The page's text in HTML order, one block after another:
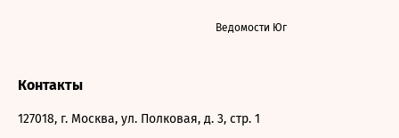
Ведомости Юг
Контакты
127018, г. Москва, ул. Полковая, д. 3, стр. 1